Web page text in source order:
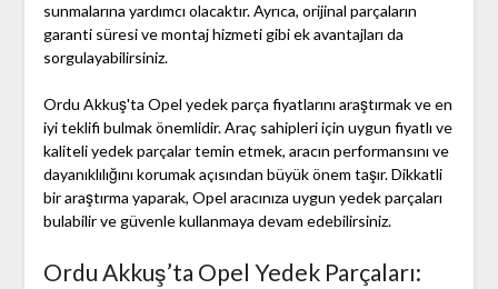
sunmalarına yardımcı olacaktır. Ayrıca, orijinal parçaların
garanti süresi ve montaj hizmeti gibi ek avantajları da
sorgulayabilirsiniz.
Ordu Akkuş'ta Opel yedek parça fiyatlarını araştırmak ve en
iyi teklifi bulmak önemlidir. Araç sahipleri için uygun fiyatlı ve
kaliteli yedek parçalar temin etmek, aracın performansını ve
dayanıklılığını korumak açısından büyük önem taşır. Dikkatli
bir araştırma yaparak, Opel aracınıza uygun yedek parçaları
bulabilir ve güvenle kullanmaya devam edebilirsiniz.
Ordu Akkuş’ta Opel Yedek Parçaları: